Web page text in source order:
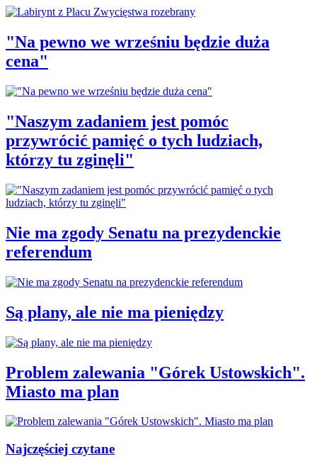
"Na pewno we wrześniu będzie duża
cena"
"Naszym zadaniem jest pomóc
przywrócić pamięć o tych ludziach,
którzy tu zginęli"
Nie ma zgody Senatu na prezydenckie
referendum
Są plany, ale nie ma pieniędzy
Problem zalewania "Górek Ustowskich".
Miasto ma plan
Najczęściej czytane